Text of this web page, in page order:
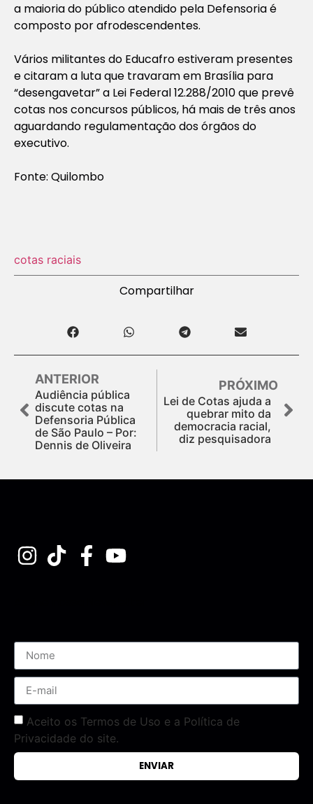
a maioria do público atendido pela Defensoria é
composto por afrodescendentes.
Vários militantes do Educafro estiveram presentes
e citaram a luta que travaram em Brasília para
“desengavetar” a Lei Federal 12.288/2010 que prevê
cotas nos concursos públicos, há mais de três anos
aguardando regulamentação dos órgãos do
executivo.
Fonte: Quilombo
cotas raciais
Compartilhar
ANTERIOR
Audiência pública
discute cotas na
Defensoria Pública
de São Paulo – Por:
Dennis de Oliveira
PRÓXIMO
Lei de Cotas ajuda a
quebrar mito da
democracia racial,
diz pesquisadora
Aceito os Termos de Uso e a Política de
Privacidade do site.
ENVIAR